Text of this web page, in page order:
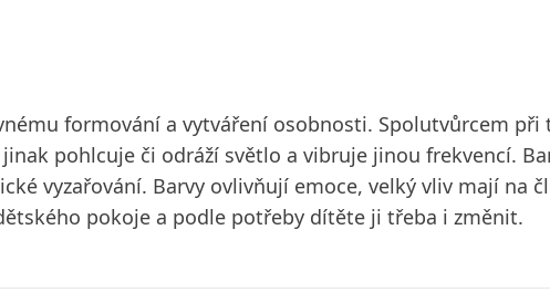
formování a vytváření osobnosti. Spolutvůrcem
pohlcuje či odráží světlo a vibruje jinou frekvencí.
vyzařování. Barvy ovlivňují emoce, velký vliv mají na
pokoje a podle potřeby dítěte ji třeba i změnit.